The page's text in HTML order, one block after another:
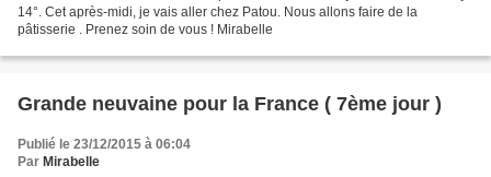
14°. Cet après-midi, je vais aller chez Patou. Nous allons faire de la
pâtisserie . Prenez soin de vous ! Mirabelle
Grande neuvaine pour la France ( 7ème jour )
Publié le 23/12/2015 à 06:04
Par Mirabelle